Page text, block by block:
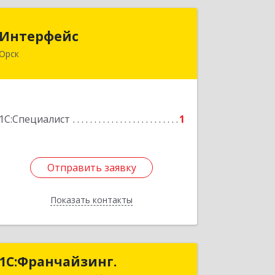
Интерфейс
1С:Специалист 1
Отправить заявку
Показать контакты
Отправить заявку
Назад
1С:Франчайзинг.1С:Франчайзинг.